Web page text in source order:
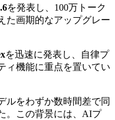
を発表し、100万トーク
た画期的なアップグレー
を迅速に発表し、自律プ
ィ機能に重点を置いてい
ルをわずか数時間差で同
。この背景には、AIプ